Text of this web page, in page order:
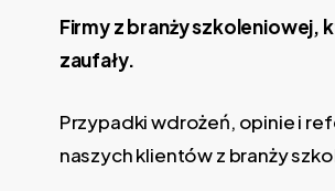
Firmy z branży szkoleniowej,
zaufały.
Przypadki wdrożeń, opinie i
naszych klientów z branży